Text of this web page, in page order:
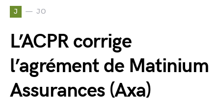
J JO
L’ACPR corrige
l’agrément de Matinium
Assurances (Axa)